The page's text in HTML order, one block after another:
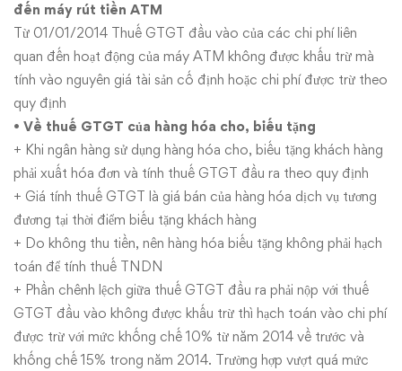
đến máy rút tiền ATM
Từ 01/01/2014 Thuế GTGT đầu vào của các chi phí liên
quan đến hoạt động của máy ATM không được khấu trừ mà
tính vào nguyên giá tài sản cố định hoặc chi phí được trừ theo
quy định
• Về thuế GTGT của hàng hóa cho, biếu tặng
+ Khi ngân hàng sử dụng hàng hóa cho, biếu tặng khách hàng
phải xuất hóa đơn và tính thuế GTGT đầu ra theo quy định
+ Giá tính thuế GTGT là giá bán của hàng hóa dịch vụ tương
đương tại thời điểm biếu tặng khách hàng
+ Do không thu tiền, nên hàng hóa biếu tặng không phải hạch
toán để tính thuế TNDN
+ Phần chênh lệch giữa thuế GTGT đầu ra phải nộp với thuế
GTGT đầu vào không được khấu trừ thì hạch toán vào chi phí
được trừ với mức khống chế 10% từ năm 2014 về trước và
khống chế 15% trong năm 2014. Trường hợp vượt quá mức